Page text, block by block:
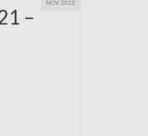
NOV 2022
–